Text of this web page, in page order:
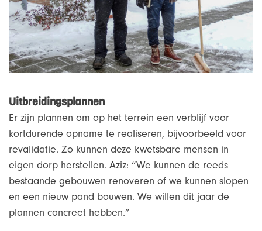
Uitbreidingsplannen
Er zijn plannen om op het terrein een verblijf voor
kortdurende opname te realiseren, bijvoorbeeld voor
revalidatie. Zo kunnen deze kwetsbare mensen in
eigen dorp herstellen. Aziz: “We kunnen de reeds
bestaande gebouwen renoveren of we kunnen slopen
en een nieuw pand bouwen. We willen dit jaar de
plannen concreet hebben.”